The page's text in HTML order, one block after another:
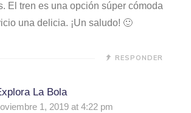
El tren es una opción súper cómoda
una delicia. ¡Un saludo! 🙂
RESPONDER
La Bola
1, 2019 at 4:22 pm